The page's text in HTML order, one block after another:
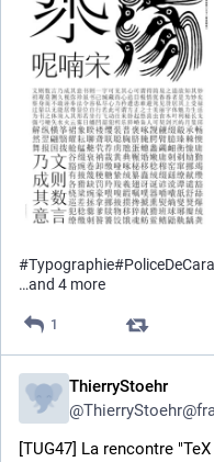
#Typographie#
…and 4 more
1
ThierryStoehr
@
[TUG47] La rencontre